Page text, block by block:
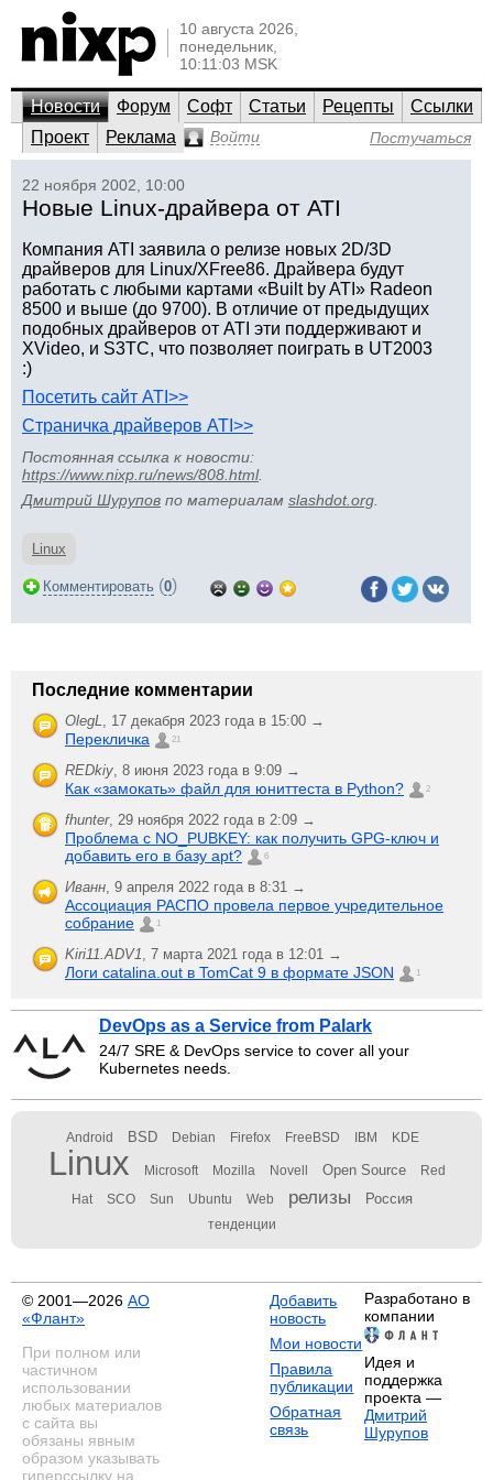
10 августа 2026,
понедельник,
10:11:03 MSK
Новости Форум Софт Статьи Рецепты
Ссылки
Проект
Реклама Войти Постучаться
22 ноября 2002, 10:00
Новые Linux-драйвера от ATI
Компания ATI заявила о релизе новых 2D/3D
драйверов для Linux/XFree86. Драйвера будут
работать с любыми картами «Built by ATI» Radeon
8500 и выше (до 9700). В отличие от предыдущих
подобных драйверов от ATI эти поддерживают и
XVideo, и S3TC, что позволяет поиграть в UT2003
:)
Посетить сайт ATI>>
Страничка драйверов ATI>>
Постоянная ссылка к новости:
https://www.nixp.ru/news/808.html.
Дмитрий Шурупов по материалам slashdot.org
Linux
Комментировать (0)
Последние комментарии
OlegL, 17 декабря 2023 года в 15:00 →
Перекличка 21
REDkiy, 8 июня 2023 года в 9:09 →
Как «замокать» файл для юниттеста в Python? 2
fhunter, 29 ноября 2022 года в 2:09 →
Проблема с NO_PUBKEY: как получить GPG-ключ и
добавить его в базу apt?
6
Иванн, 9 апреля 2022 года в 8:31 →
Ассоциация РАСПО провела первое учредительное
собрание
1
Kiri11.ADV1, 7 марта 2021 года в 12:01 →
Логи catalina.out в TomCat 9 в формате JSON 1
DevOps as a Service from Palark
24/7 SRE & DevOps service to cover all your
Kubernetes needs.
Android BSD Debian Firefox FreeBSD IBM KDE
Linux Microsoft Mozilla Novell Open Source Red
Hat SCO Sun Ubuntu Web релизы Россия
тенденции
© 2001—2026 АО
«Флант»
При полном или
частичном
использовании
любых материалов
с сайта вы
обязаны явным
образом указывать
гиперссылку на
Добавить
новость
Мои новости
Правила
публикации
Обратная
связь
Разработано в
компании
Идея и
поддержка
проекта —
Дмитрий
Шурупов